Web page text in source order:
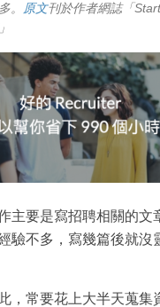
。
原文刊於作者網誌「
主要是寫招聘相關的文
驗不多，寫幾篇後就沒
，常要花上大半天蒐集